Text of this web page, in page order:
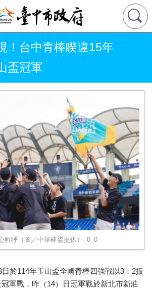
！台中青棒睽違15年
盃冠軍
歡呼（圖／中華棒協提供）_0_0
於114年玉山盃全國青棒四強戰以3：2扳
軍戰，昨（14）日冠軍戰於新北市新莊